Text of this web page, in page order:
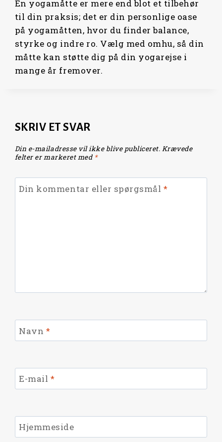
En yogamåtte er mere end blot et tilbehør
til din praksis; det er din personlige oase
på yogamåtten, hvor du finder balance,
styrke og indre ro. Vælg med omhu, så din
måtte kan støtte dig på din yogarejse i
mange år fremover.
SKRIV ET SVAR
Din e-mailadresse vil ikke blive publiceret. Krævede
felter er markeret med *
Din kommentar eller spørgsmål *
Navn *
E-mail *
Hjemmeside